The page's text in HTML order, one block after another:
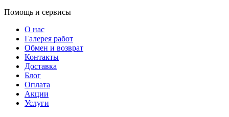
Помощь и сервисы
О нас
Галерея работ
Обмен и возврат
Контакты
Доставка
Блог
Оплата
Акции
Услуги